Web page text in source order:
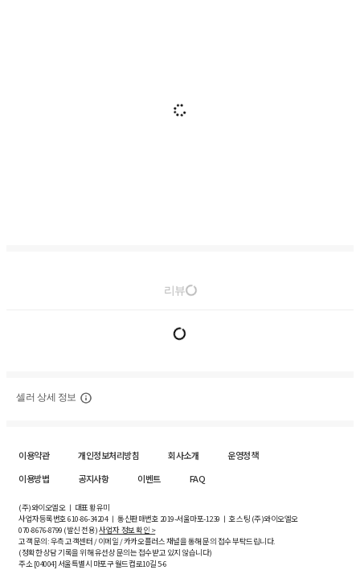
리뷰
셀러 상세 정보
이용약관 개인정보처리방침 회사소개
운영정책
이용방법
공지사항 이벤트 FAQ
(주)와이오엘오 ㅣ 대표 황유미
사업자등록번호610-86-34204ㅣ 통신판매번호 2019-서울마포-1239 ㅣ 호스팅 (주)와이오엘오
070-8676-8799 (발신 전용)사업자 정보 확인 >
고객 문의: 우측 고객센터 / 이메일 / 카카오플러스 채널을 통해 문의 접수 부탁드립니다.
(정확한 상담 기록을 위해 유선상 문의는 접수받고 있지 않습니다)
주소 [04004] 서울특별시 마포구 월드컵로10길5-6